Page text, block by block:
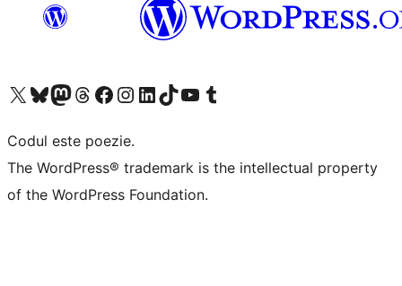
Mergi la contul nostru X (fost Twitter)
Vizitează contul nostru Bluesky
Vizitează contul nostru Mastodon
Vizitează contul nostru Threads
Vizitează pagina noastră Facebook
Vizitează-ne pe Instagram
Vizitează-ne pe LinkedIn
Vizitează contul nostru TikTok
Vizitează canalul nostru YouTube
Vizitează contul nostru Tumblr
Codul este poezie.
The WordPress® trademark is the intellectual property
of the WordPress Foundation.